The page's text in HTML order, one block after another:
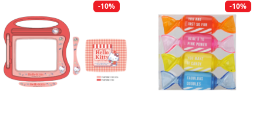
-10% -10%